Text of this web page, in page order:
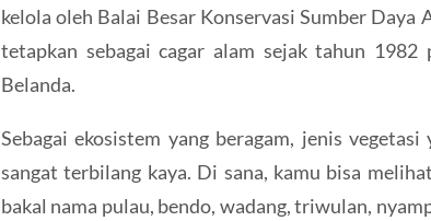
kelola oleh Balai Besar Konservasi Sumber Daya
tetapkan sebagai cagar alam sejak tahun 1982
Belanda.
Sebagai ekosistem yang beragam, jenis
sangat terbilang kaya. Di sana, kamu bisa
bakal nama pulau, bendo, wadang, triwulan,